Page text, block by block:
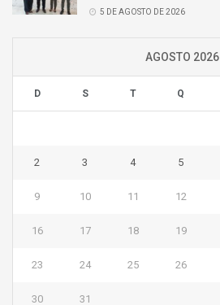
5 DE AGOSTO DE 2026
AGOSTO 2026
D S T Q
2 3 4 5
9 10 11 12
16 17 18 19
23 24 25 26
30 31